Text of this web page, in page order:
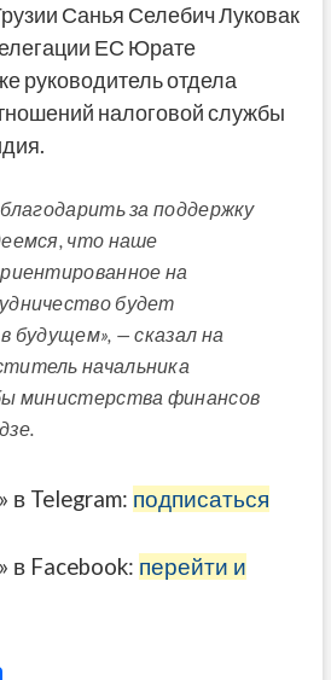
Санья Селебич Луковак
ЕС Юрате
руководитель отдела
налоговой службы
за поддержку
что наше
на
будет
будущем», — сказал на
начальника
министерства финансов
в Telegram: подписаться
в Facebook: перейти и